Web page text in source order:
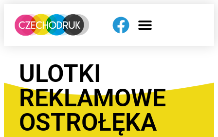
ULOTKI
REKLAMOWE
OSTROŁĘKA